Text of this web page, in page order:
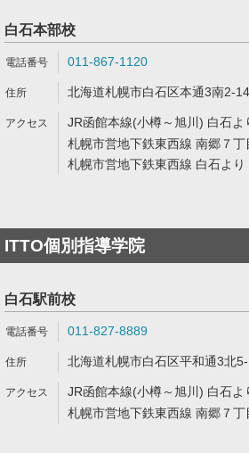
白石本部校
011-867-1120
北海道札幌市白石区本通3南2-14
JR函館本線(小樽～旭川) 白石よ
札幌市営地下鉄東西線 南郷７
札幌市営地下鉄東西線 白石よ
ITTO個別指導学院
白石駅前校
011-827-8889
北海道札幌市白石区平和通3北
JR函館本線(小樽～旭川) 白石よ
札幌市営地下鉄東西線 南郷７